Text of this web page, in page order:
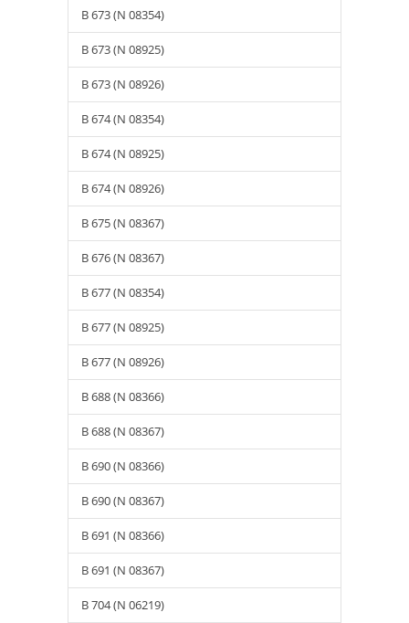
B 673 (N 08354)
B 673 (N 08925)
B 673 (N 08926)
B 674 (N 08354)
B 674 (N 08925)
B 674 (N 08926)
B 675 (N 08367)
B 676 (N 08367)
B 677 (N 08354)
B 677 (N 08925)
B 677 (N 08926)
B 688 (N 08366)
B 688 (N 08367)
B 690 (N 08366)
B 690 (N 08367)
B 691 (N 08366)
B 691 (N 08367)
B 704 (N 06219)